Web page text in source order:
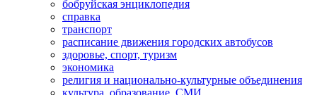
бобруйская энциклопедия
справка
транспорт
расписание движения городских автобусов
здоровье, спорт, туризм
экономика
религия и национально-культурные объединения
культура, образование, СМИ